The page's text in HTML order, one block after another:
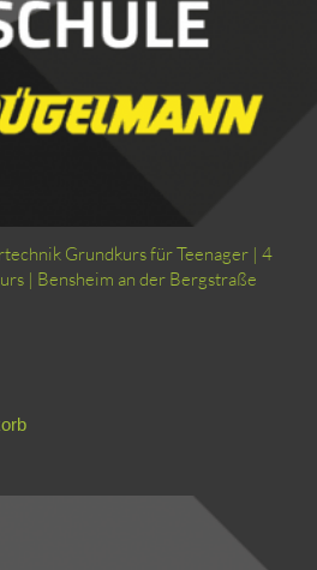
Grundkurs für Teenager | 4
| Bensheim an der Bergstraße